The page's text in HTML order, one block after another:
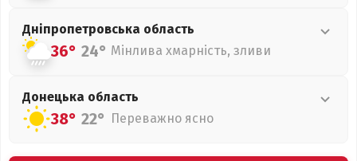
Дніпропетровська область
36° 24° Мінлива хмарність, зливи
Донецька область
38° 22° Переважно ясно